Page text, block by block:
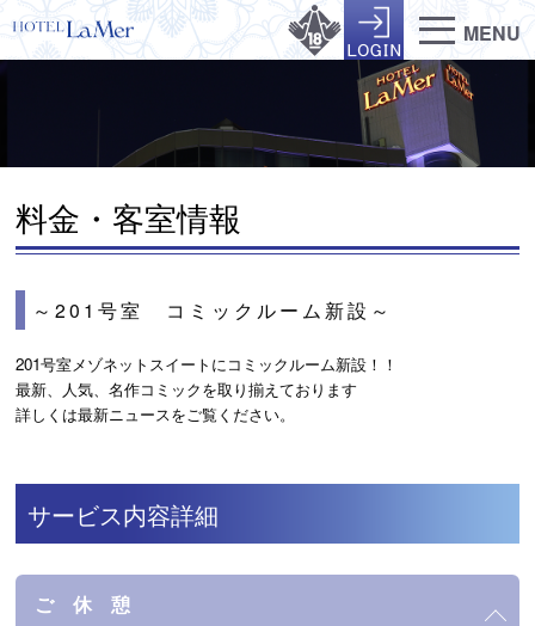
MENU
料金・客室情報
～201号室 コミックルーム新設～
201号室メゾネットスイートにコミックルーム新設！！
最新、人気、名作コミックを取り揃えております
詳しくは最新ニュースをご覧ください。
サービス内容詳細
ご 休 憩